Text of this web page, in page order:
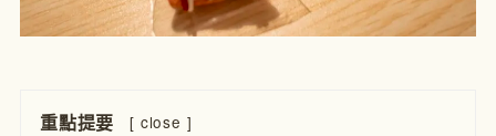
重點提要 [ close ]